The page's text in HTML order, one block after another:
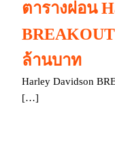
ตารางผ่อน
BREAKOUT
ล้านบาท
Harley Davidson
[…]